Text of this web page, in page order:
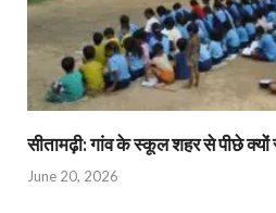
सीतामढ़ी: गांव के स्कूल शहर से पीछे क्यों
June 20, 2026